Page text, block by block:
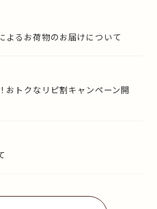
よるお荷物のお届けについて
おトクなリピ割キャンペーン開